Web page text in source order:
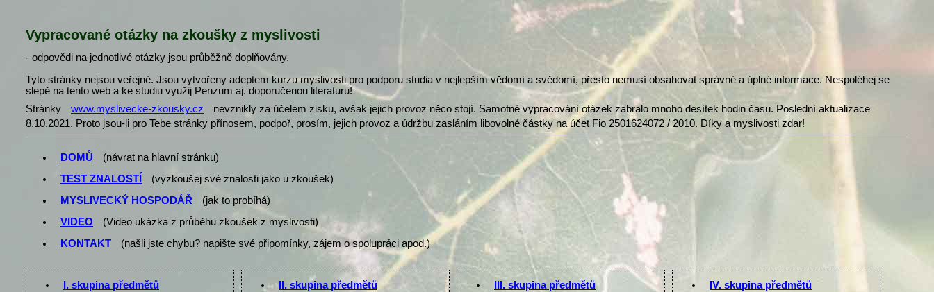
Vypracované otázky na zkoušky z myslivosti
- odpovědi na jednotlivé otázky jsou průběžně doplňovány.
Tyto stránky nejsou veřejné. Jsou vytvořeny adeptem kurzu myslivosti pro podporu studia v nejlepším vědomí a svědomí, přesto nemusí obsahovat správné a úplné informace. Nespoléhej se
slepě na tento web a ke studiu využij Penzum aj. doporučenou literaturu!
Stránky
www.myslivecke-zkousky.cz
nevznikly za účelem zisku, avšak jejich provoz něco stojí. Samotné vypracování otázek zabralo mnoho desítek hodin času. Poslední aktualizace
8.10.2021. Proto jsou-li pro Tebe stránky přínosem, podpoř, prosím, jejich provoz a údržbu zasláním libovolné částky na účet Fio 2501624072 / 2010. Díky a myslivosti zdar!
DOMŮ
(návrat na hlavní stránku)
TEST ZNALOSTÍ
(vyzkoušej své znalosti jako u zkoušek)
MYSLIVECKÝ HOSPODÁŘ
(jak to probíhá)
VIDEO
(Video ukázka z průběhu zkoušek z myslivosti)
KONTAKT
(našli jste chybu? napište své připomínky, zájem o spolupráci apod.)
I. skupina předmětů
II. skupina předmětů
III. skupina předmětů
IV. skupina předmětů